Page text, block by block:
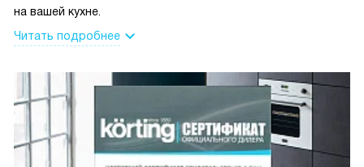
на вашей кухне.
Читать подробнее